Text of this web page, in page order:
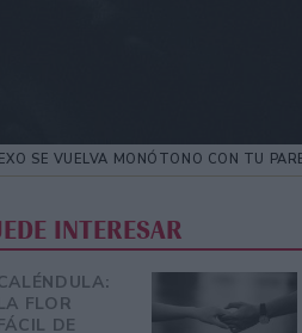
SE VUELVA MONÓTONO CON TU
INTERESAR
FLOR
DE